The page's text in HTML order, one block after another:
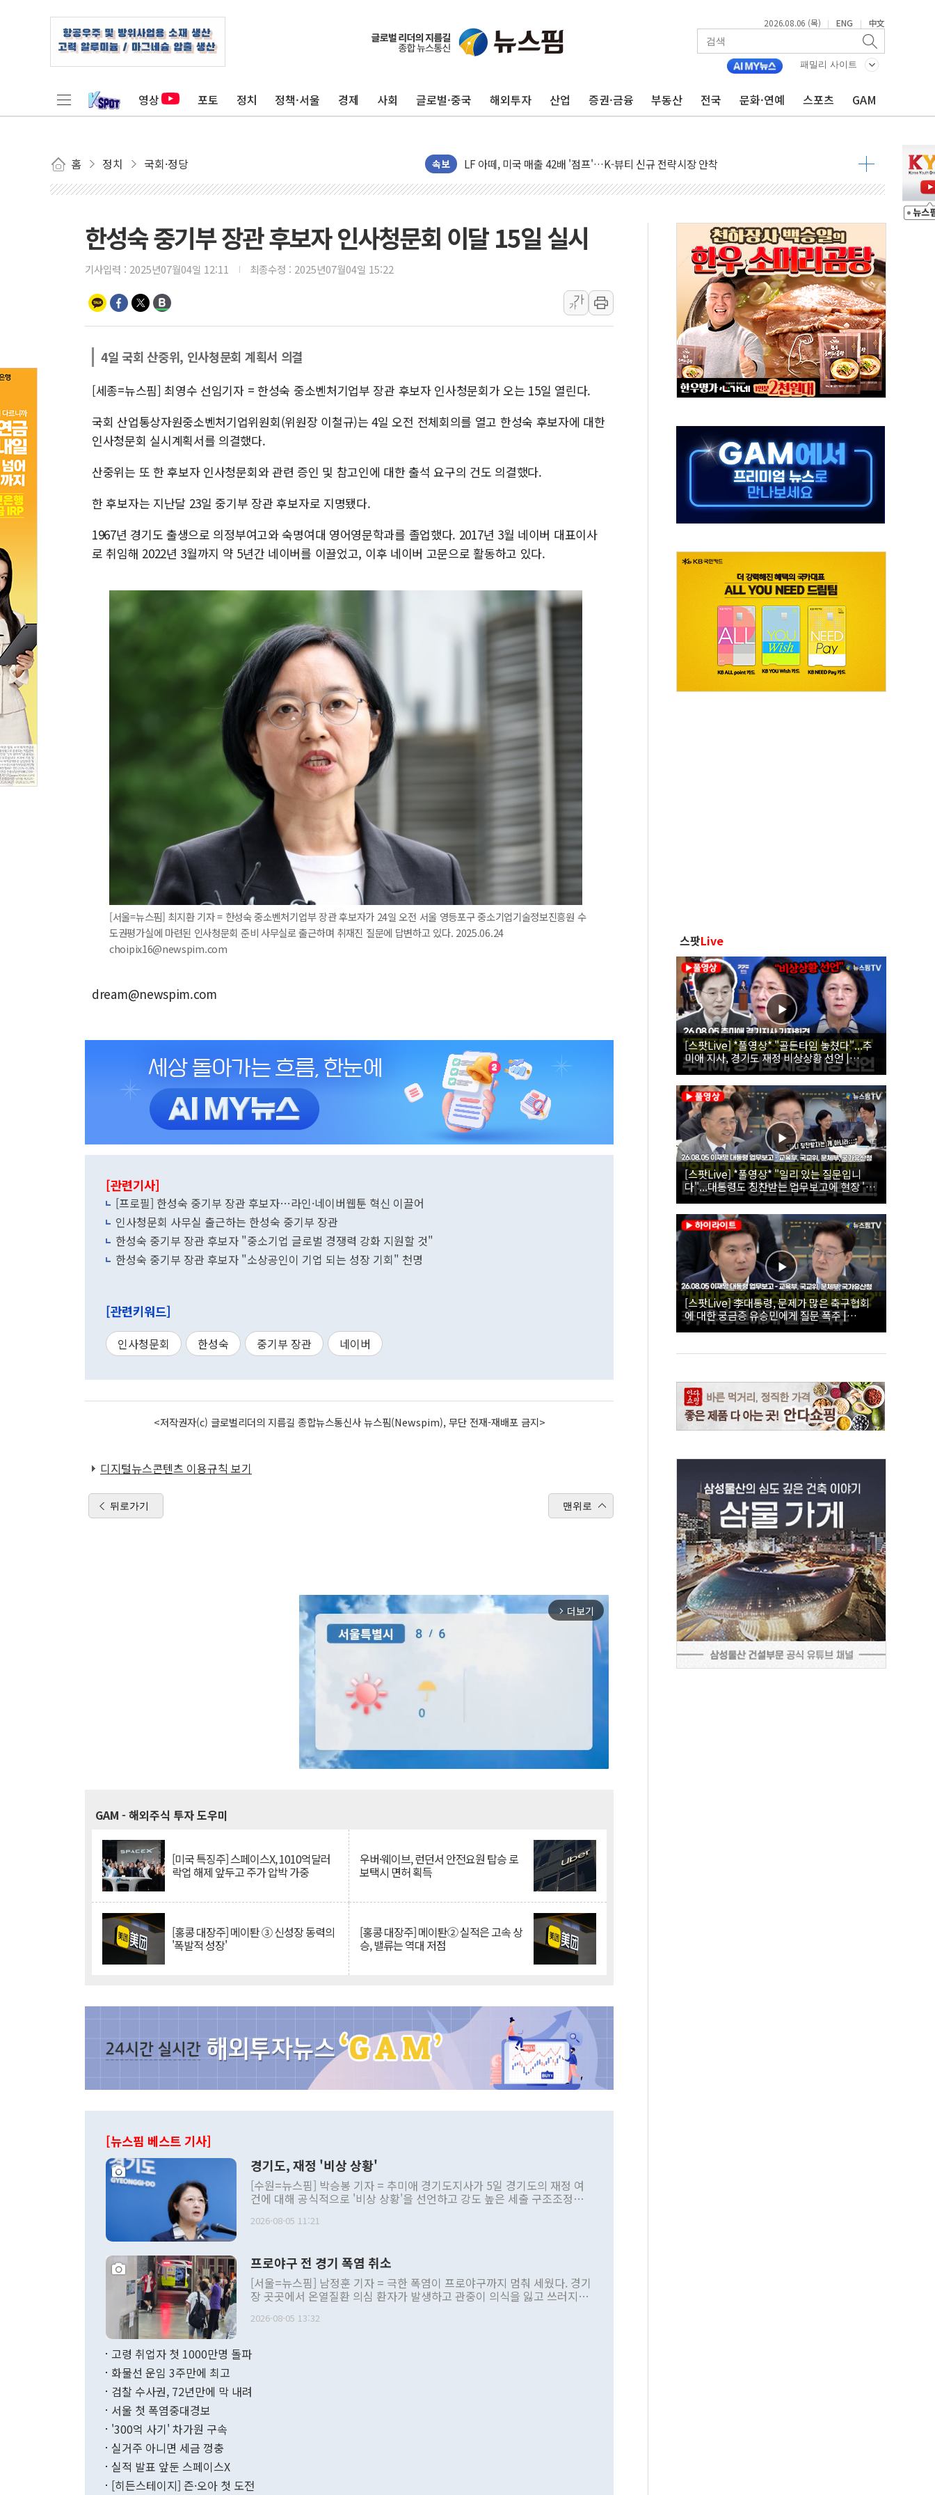
2026.08.06 (목) | ENG | 中文
패밀리 사이트
영상 포토 정치 정책·서울 경제 사회 글로벌·중국 해외투자 산업 증권·금융 부동산 전국 문화·연예 스포츠 GAM
홈 정치 국회·정당 속보
오뚜기, 제주 특산물 담은 프리미엄 드립 커피 2종 내놔
신세계사이먼, 전국 아울렛서 '썸머 클리어런스 딜'
트럼프 "이란과의 합의 선호…사람 죽이는 일 원치 않아"
정동영 '2국가론' 제동 걸리나...李 대통령 "논쟁 여지" 이례적 언급
[뉴스핌 이 시각 PICK] 서울 외곽도 월세 200만원 外
"곤드레도 AI로 판다"…성신여대, 영월 소상공인 디지털 전환 나선다
[금/유가] 국채금리 하락·이란 협상 기대에 금값 4% 급등…유가 혼조
[장욱희의 중장년 취업에세이] 여성 근로자, 육아로 경력 단절…기업 인재 전략 재정립 필요
[브라질증시] 금리 인하 기대에도 약보합…대선 불확실성에 투자심리 위축
"서울 외곽 국민평형 월세 200↑"...치솟는 월세, 수도권 집값 자극 우려
이마트, 트레이더스 'T-카페' 일반 점포 첫 입점
한경협 "에너지 위기 반복…탈탄소 설비 전환 지원 강화해야"
G80 누유·아반떼 화재 발생 가능성…4개 업체 51만여대 리콜
[채권/외환] 미 국채금리·달러 동반 하락…유가 안정에 9월 금리 인상 기대 '후퇴'
뉴욕증시, 혼조 마감…'사상 최고' 다우지수 5거래일 연속 랠리
트럼프 행정부, 폴리실리콘 파생제품에 15% 관세 부과 추진
한성숙 중기부 장관 후보자 인사청문회 이달 15일 실시
기사입력 : 2025년07월04일 12:11 최종수정 : 2025년07월04일 15:22
가
가
4일 국회 산중위, 인사청문회 계획서 의결
[세종=뉴스핌] 최영수 선임기자 = 한성숙 중소벤처기업부 장관 후보자 인사청문회가 오는 15일 열린다.
국회 산업통상자원중소벤처기업위원회(위원장 이철규)는 4일 오전 전체회의를 열고 한성숙 후보자에 대한
인사청문회 실시계획서를 의결했다.
산중위는 또 한 후보자 인사청문회와 관련 증인 및 참고인에 대한 출석 요구의 건도 의결했다.
한 후보자는 지난달 23일 중기부 장관 후보자로 지명됐다.
1967년 경기도 출생으로 의정부여고와 숙명여대 영어영문학과를 졸업했다. 2017년 3월 네이버 대표이사
로 취임해 2022년 3월까지 약 5년간 네이버를 이끌었고, 이후 네이버 고문으로 활동하고 있다.
[서울=뉴스핌] 최지환 기자 = 한성숙 중소벤처기업부 장관 후보자가 24일 오전 서울 영등포구 중소기업기술정보진흥원 수
도권평가실에 마련된 인사청문회 준비 사무실로 출근하며 취재진 질문에 답변하고 있다. 2025.06.24
choipix16@newspim.com
dream@newspim.com
[관련기사]
[프로필] 한성숙 중기부 장관 후보자…라인·네이버웹툰 혁신 이끌어
인사청문회 사무실 출근하는 한성숙 중기부 장관
한성숙 중기부 장관 후보자 "중소기업 글로벌 경쟁력 강화 지원할 것"
한성숙 중기부 장관 후보자 "소상공인이 기업 되는 성장 기회" 천명
[관련키워드]
인사청문회 한성숙 중기부 장관 네이버
<저작권자(c) 글로벌리더의 지름길 종합뉴스통신사 뉴스핌(Newspim), 무단 전재-재배포 금지>
디지털뉴스콘텐츠 이용규칙 보기
뒤로가기 맨위로
arrow_forward_ios 더보기
GAM - 해외주식 투자 도우미
[미국 특징주] 스페이스X, 1010억달러
락업 해제 앞두고 주가 압박 가중
우버·웨이브, 런던서 안전요원 탑승 로
보택시 면허 획득
[홍콩 대장주] 메이퇀 ③ 신성장 동력의
'폭발적 성장'
[홍콩 대장주] 메이퇀② 실적은 고속 상
승, 밸류는 역대 저점
[뉴스핌 베스트 기사]
경기도, 재정 '비상 상황'
[수원=뉴스핌] 박승봉 기자 = 추미애 경기도지사가 5일 경기도의 재정 여
건에 대해 공식적으로 '비상 상황'을 선언하고 강도 높은 세출 구조조정과
미애 경기도지사가 5일 경기도의 재정 여건에 대해 공식적으로 '비상 상
에서 기자회견을 열고 "경기도는 지금 새로운 공약사업을 추진하기는커녕
이미 진행 중인 민생 사업조차 온전히 유지하기 어려운 지경에 이르렀
다"며 "지금 결단하지 않으면 2~3년 뒤 채무를 갚기 위해 또다시 지방채를
발행하는 악순환에 빠질 수 있어 '경기도 재정 비상 상황'을 선언한다"고 밝
혔다. 도에 따르면 민선 8기 당시 경기도는 재정 부족을 이유로 노인장기요
월분만 편성한 것으로 나타났다. 이에 따라 올해에만 약 7700억 원 규모의
9430억 원 상당의 지방채를 20년 만에 발행한 데 이어 통합재정안정화기
금 조례를 개정해 남북협력기금 등 각종 기금 재원 5588억 원을 일반회계
사는 구조적 재정 위기 극복을 위해 ▲도지사 및 고위공직자 업무경비 감액
2026-08-05 11:21
프로야구 전 경기 폭염 취소
[서울=뉴스핌] 남정훈 기자 = 극한 폭염이 프로야구까지 멈춰 세웠다. 경기
장 곳곳에서 온열질환 의심 환자가 발생하고 관중이 의식을 잃고 쓰러지는
고 긴급 대책 마련에 나섰다. KBO는 5일과 6일 예정됐던 2026 신한 SOL
wcn05002@newspim.com KBO는 "최근 전국적인 폭염으로 관람객과
선수단의 안전을 위협하는 상황이 발생하고 있어 이를 엄중하게 인식하고
보가 발효되면 경기를 정상 개최하고, 폭염경보가 내려질 경우 홈 구단 의
2026-08-05 13:32
고령 취업자 첫 1000만명 돌파
화물선 운임 3주만에 최고
검찰 수사권, 72년만에 막 내려
서울 첫 폭염중대경보
'300억 사기' 차가원 구속
실거주 아니면 세금 껑충
실적 발표 앞둔 스페이스X
[히든스테이지] 즌·오아 첫 도전
스팟Live
[스팟Live] *풀영상* "골든타임 놓쳤다"...추
미애 지사, 경기도 재정 비상상황 선언 |
26.08.05 추미애 경기지사 기자회견
[스팟Live] *풀영상* "일리 있는 질문입니
다"...대통령도 칭찬받는 업무보고에 현장 '빵'
| 26.08.05 이재명 대통령 업무보고 - 교육부,
국교위, 문체부, 국가유산청
[스팟Live] 李대통령, 문제가 많은 축구협회
에 대한 궁금증 유승민에게 질문 폭주 |
26.08.05 이재명 대통령 업무보고 - 교육부, 국